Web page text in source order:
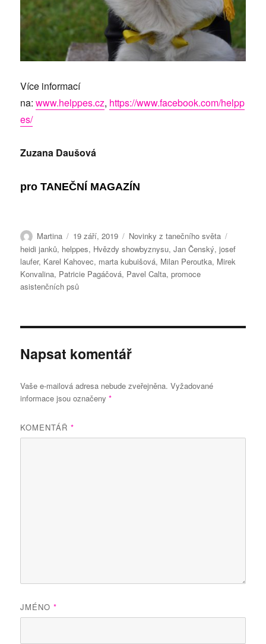
Více informací
na:www.helppes.cz, https://www.facebook.com/helpp
es/
Zuzana Daušová
proTANEČNÍ MAGAZÍN
Autor:
Martina Publikováno:
19 září, 2019 Rubriky:
Novinky z tanečního světa
heidi janků, helppes, Hvězdy showbyznysu,Jan Čenský,josef
laufer, Karel Kahovec, marta kubuišová, Milan Peroutka, Mirek
Konvalina, Patricie Pagáčová, Pavel Calta,promoce
asistenčních psů
Napsat komentář
Vaše e-mailová adresa nebude zveřejněna. Vyžadované
informace jsou označeny*
KOMENTÁŘ*
JMÉNO*